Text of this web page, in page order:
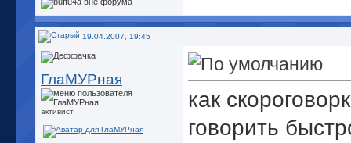
19.04.2007, 19:45
ГлаМУРная
активист
как
говорить